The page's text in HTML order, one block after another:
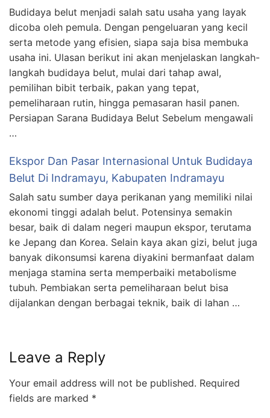
Budidaya belut menjadi salah satu usaha yang layak
dicoba oleh pemula. Dengan pengeluaran yang kecil
serta metode yang efisien, siapa saja bisa membuka
usaha ini. Ulasan berikut ini akan menjelaskan langkah-
langkah budidaya belut, mulai dari tahap awal,
pemilihan bibit terbaik, pakan yang tepat,
pemeliharaan rutin, hingga pemasaran hasil panen.
Persiapan Sarana Budidaya Belut Sebelum mengawali
…
Ekspor Dan Pasar Internasional Untuk Budidaya
Belut Di Indramayu, Kabupaten Indramayu
Salah satu sumber daya perikanan yang memiliki nilai
ekonomi tinggi adalah belut. Potensinya semakin
besar, baik di dalam negeri maupun ekspor, terutama
ke Jepang dan Korea. Selain kaya akan gizi, belut juga
banyak dikonsumsi karena diyakini bermanfaat dalam
menjaga stamina serta memperbaiki metabolisme
tubuh. Pembiakan serta pemeliharaan belut bisa
dijalankan dengan berbagai teknik, baik di lahan …
Leave a Reply
Your email address will not be published. Required
fields are marked *